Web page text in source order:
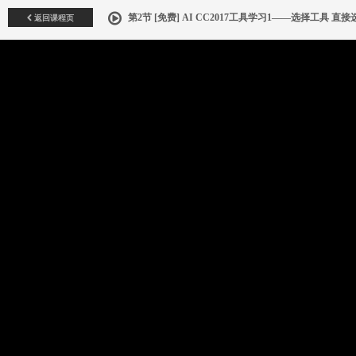
返回课程页 第2节 [免费] AI CC2017工具学习1——选择工具 直接